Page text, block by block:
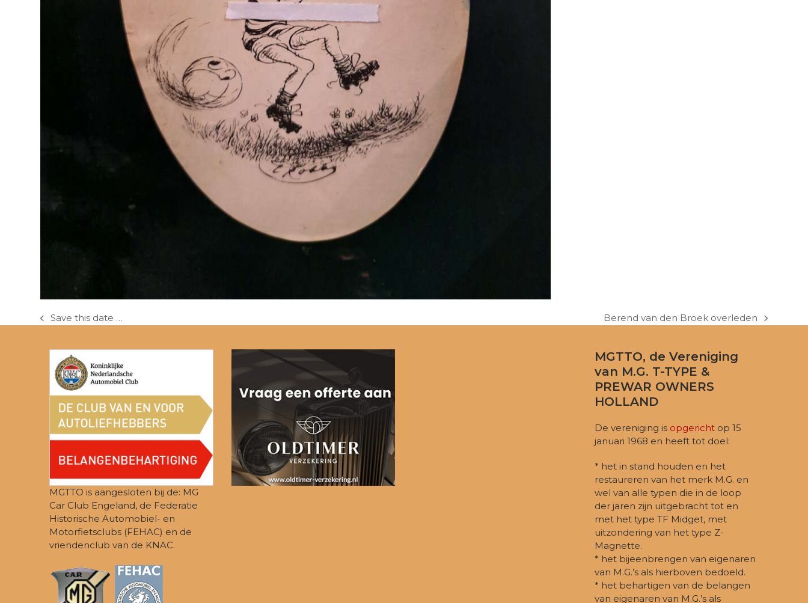
previous
Save this date …
next
Berend van den Broek overleden
MGTTO is aangesloten bij de: MG
Car Club Engeland, de Federatie
Historische Automobiel- en
Motorfietsclubs (FEHAC) en de
vriendenclub van de KNAC.
MGTTO, de Vereniging
van M.G. T-TYPE &
PREWAR OWNERS
HOLLAND
De vereniging is opgericht op 15
januari 1968 en heeft tot doel:
* het in stand houden en het
restaureren van het merk M.G. en
wel van alle typen die in de loop
der jaren zijn uitgebracht tot en
met het type TF Midget, met
uitzondering van het type Z-
Magnette.
* het bijeenbrengen van eigenaren
van M.G.’s als hierboven bedoeld.
* het behartigen van de belangen
van eigenaren van M.G.’s als